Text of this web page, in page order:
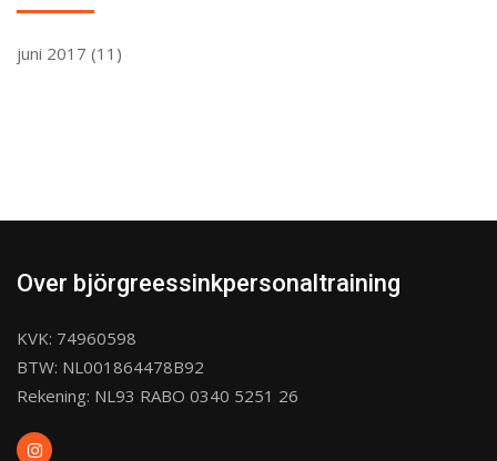
juni 2017 (11)
Over björgreessinkpersonaltraining
KVK: 74960598
BTW: NL001864478B92
Rekening: NL93 RABO 0340 5251 26